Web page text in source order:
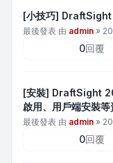
[小技巧] DraftSight
最後發表 由 admin »
0回覆
[安裝] DraftSight
啟用、用戶端安裝等
最後發表 由 admin »
0回覆